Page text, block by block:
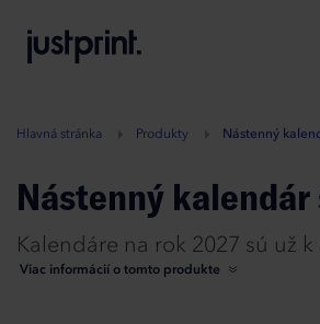
A
Hlavná stránka Produkty Nástenný
Nástenný
Kalendáre na rok 2027 sú už
Viac informácií o tomto produkte